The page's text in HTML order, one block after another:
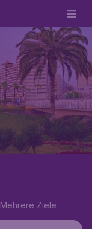
Mehrere Ziele